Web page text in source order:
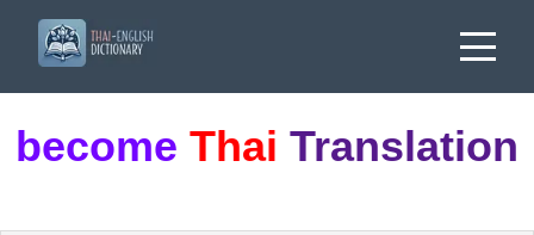
become Thai Translation